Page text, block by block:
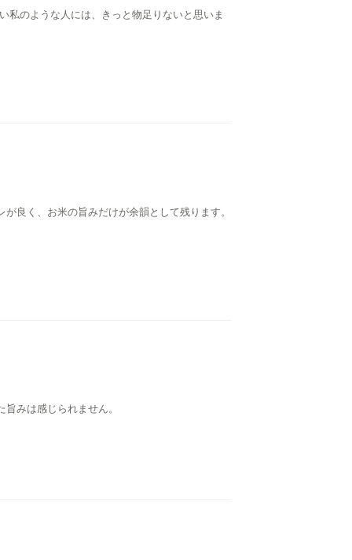
私のような人には、きっと物足りないと思いま
良く、お米の旨みだけが余韻として残ります。
みは感じられません。